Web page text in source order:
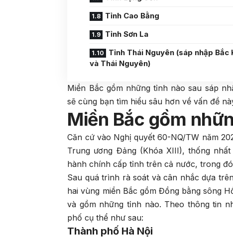
Tỉnh Cao Bằng
Tỉnh Sơn La
Tỉnh Thái Nguyên (sáp nhập Bắc
và Thái Nguyên)
Miền Bắc gồm những tỉnh nào sau sáp
sẽ cùng bạn tìm hiểu sâu hơn về vấn đề
Miền Bắc gồm
Căn cứ vào Nghị quyết 60-NQ/TW năm
Trung ương Đảng (Khóa XIII), thống
hành chính cấp tỉnh trên cả nước, trong
Sau quá trình rà soát và cân nhắc dựa
hai vùng miền Bắc gồm Đồng bằng sông
và gồm những tỉnh nào. Theo thông tin
phố cụ thể như sau:
Thành phố Hà Nội